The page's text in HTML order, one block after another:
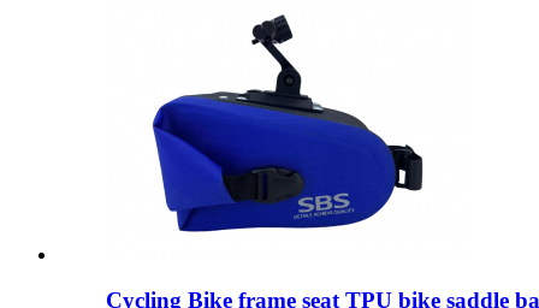
Cycling Bike frame seat TPU bike saddle